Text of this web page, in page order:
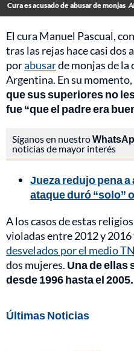
Cura es acusado de abusar de monjas
El cura Manuel Pascual,
tras las rejas hace casi dos
porabusarde monjas de la
Argentina. En su momento,
que sus superiores no
fue “que el padre era
Síganos en nuestro
noticias de mayor interés
Jueza redujo pena
ataque duró “solo”
A los casos de estas
violadas entre 2012 y
desvelados por el medio
dos mujeres. Una de ellas
desde 1996 hasta el 2005.
Últimas Noticias